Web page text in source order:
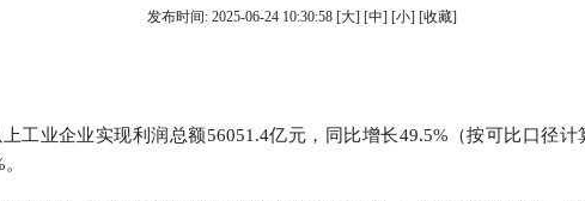
发布时间: 2025-06-24 10:30:58 [大] [中] [小] [收藏]
工业企业实现利润总额56051.4亿元，同比增长49.5%（按可比口径